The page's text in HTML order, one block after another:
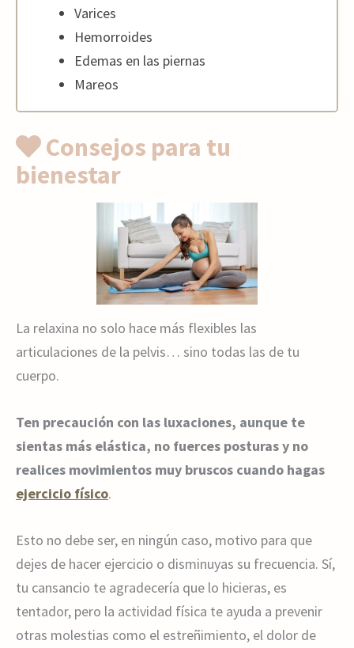
Varices
Hemorroides
Edemas en las piernas
Mareos
Consejos para tu
bienestar
La relaxina no solo hace más flexibles las
articulaciones de la pelvis… sino todas las de tu
cuerpo.
Ten precaución con las luxaciones, aunque te
sientas más elástica, no fuerces posturas y no
realices movimientos muy bruscos cuando hagas
ejercicio físico.
Esto no debe ser, en ningún caso, motivo para que
dejes de hacer ejercicio o disminuyas su frecuencia. Sí,
tu cansancio te agradecería que lo hicieras, es
tentador, pero la actividad física te ayuda a prevenir
otras molestias como el estreñimiento, el dolor de